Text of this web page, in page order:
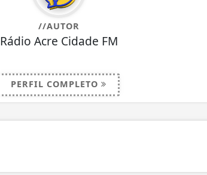
//AUTOR
Rádio Acre Cidade FM
PERFIL COMPLETO